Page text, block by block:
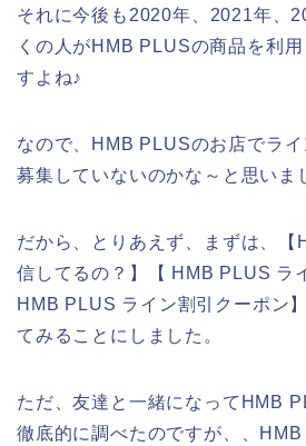
それに今後も2020年、2021年、
くの人がHMB PLUSの商品を利
すよね♪
なので、HMB PLUSのお店でラ
募集していないのかな～と思いま
だから、とりあえず、まずは、
信してるの？】【 HMB PLUS ラ
HMB PLUS ライン割引クーポン
てみることにしました。
ただ、友達と一緒になってHMB
徹底的に調べたのですが、、